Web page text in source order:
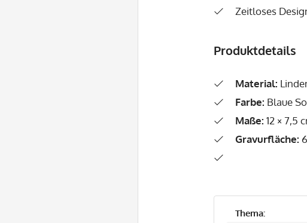
Zeitloses
Produktdetails
Material:
Farbe: Blaue
Maße: 12 × 7,5
Gravurfläche:
Thema: